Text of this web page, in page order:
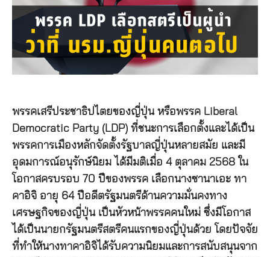
พรรคเสรีประชาธิปไตยของญี่ปุ่น หรือพรรค Liberal
Democratic Party (LDP) ที่ชนะการเลือกตั้งและได้เป็น
พรรคการเมืองหลักจัดตั้งรัฐบาลญี่ปุ่นหลายสมัย และมี
อุดมการณ์อนุรักษ์นิยม ได้มีมติเมื่อ 4 ตุลาคม 2568 ใน
โอกาสครบรอบ 70 ปีของพรรค เลือกนางซานาเอะ ทา
คาอิจิ อายุ 64 ปีอดีตรัฐมนตรีด้านความมั่นคงทาง
เศรษฐกิจของญี่ปุ่น เป็นหัวหน้าพรรคคนใหม่ ซึ่งมีโอกาส
ได้เป็นนายกรัฐมนตรีสตรีคนแรกของญี่ปุ่นด้วย โดยปัจจัย
ที่ทำให้นางทาคาอิจิได้รับความนิยมและการสนับสนุนจาก